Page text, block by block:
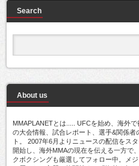
Search
About us
MMAPLANETとは..... UFCを始め、海外
の大会情報、試合レポート、選手&関係
ト。 2007年6月よりニュースの配信をス
開始し、海外MMAの現在を伝える一方で
クボクシングも厳選してフォロー中。メ